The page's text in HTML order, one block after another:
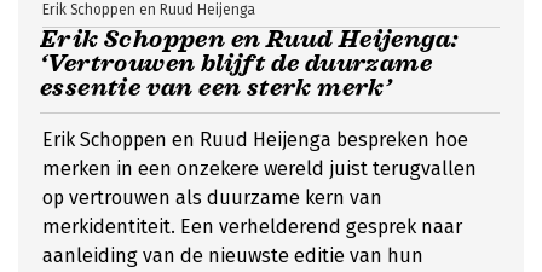
Erik Schoppen en Ruud Heijenga:
‘Vertrouwen blijft de duurzame
essentie van een sterk merk’
Erik Schoppen en Ruud Heijenga
Erik Schoppen en Ruud Heijenga bespreken hoe
merken in een onzekere wereld juist terugvallen
op vertrouwen als duurzame kern van
merkidentiteit. Een verhelderend gesprek naar
aanleiding van de nieuwste editie van hun